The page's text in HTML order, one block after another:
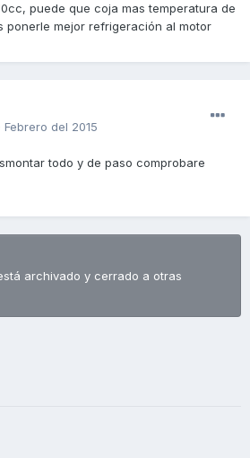
puede que coja mas temperatura de
ponerle mejor refrigeración al motor
Febrero del 2015
todo y de paso comprobare
archivado y cerrado a otras